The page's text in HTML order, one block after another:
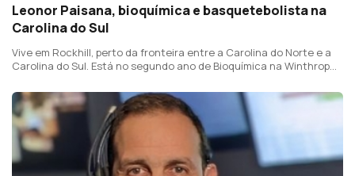
Leonor Paisana, bioquímica e basquetebolista na
Carolina do Sul
Vive em Rockhill, perto da fronteira entre a Carolina do Norte e a
Carolina do Sul. Está no segundo ano de Bioquímica na Winthrop